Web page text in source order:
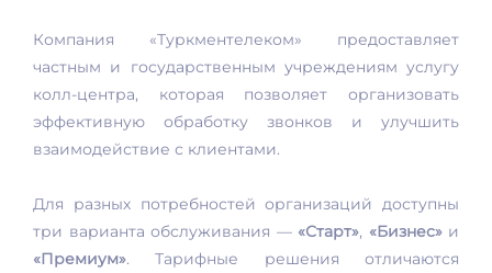
Компания «Туркментелеком» предоставляет
частным и государственным учреждениям услугу
колл-центра, которая позволяет организовать
эффективную обработку звонков и улучшить
взаимодействие с клиентами.
Для разных потребностей организаций доступны
три варианта обслуживания — «Старт», «Бизнес»и
«Премиум». Тарифные решения отличаются